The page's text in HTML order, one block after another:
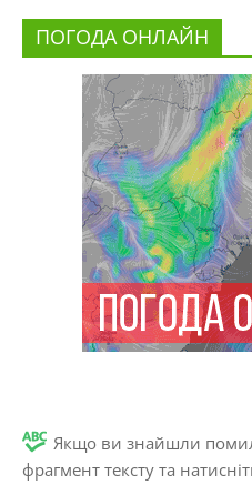
ПОГОДА ОНЛАЙН
Якщо ви знайшли
фрагмент тексту та